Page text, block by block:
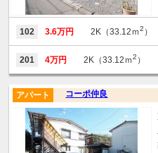
102 3.6万円 2K（33.12ｍ2 ）
201 4万円 2K（33.12ｍ2 ）
コーポ仲良
アパート